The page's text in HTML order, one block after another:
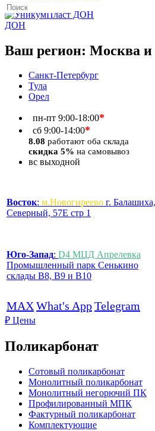
ДОН
Ваш регион: Москва и
Санкт-Петербург
Тула
Орел
пн-пт 9:00-18:00*
сб 9:00-14:00*
8.08 работают оба склада
скидка 5% на самовывоз
вс выходной
Восток: м.Новогиреево г.
Северный, 57Е стр 1
Юго-Запад: D4 МЦД Апрелевка
Промышленный парк Сенькино
склады B8, B9 и B10
MAXWhat's AppTelegram
₽ Цены
Поликарбонат
Сотовый поликарбонат
Монолитный поликарбонат
Монолитный негорючий ПК
Профилированный МПК
Фактурный поликарбонат
Комплектующие